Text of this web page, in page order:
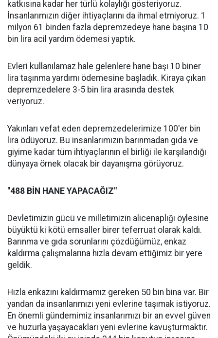
katkısına kadar her türlü kolaylığı gösteriyoruz.
İnsanlarımızın diğer ihtiyaçlarını da ihmal etmiyoruz. 1
milyon 61 binden fazla depremzedeye hane başına 10
bin lira acil yardım ödemesi yaptık.
Evleri kullanılamaz hale gelenlere hane başı 10 biner
lira taşınma yardımı ödemesine başladık. Kiraya çıkan
depremzedelere 3-5 bin lira arasında destek
veriyoruz.
Yakınları vefat eden depremzedelerimize 100'er bin
lira ödüyoruz. Bu insanlarımızın barınmadan gıda ve
giyime kadar tüm ihtiyaçlarının el birliği ile karşılandığı
dünyaya örnek olacak bir dayanışma görüyoruz.
"488 BİN HANE YAPACAĞIZ"
Devletimizin gücü ve milletimizin alicenaplığı öylesine
büyüktü ki kötü emsaller birer teferruat olarak kaldı.
Barınma ve gıda sorunlarını çözdüğümüz, enkaz
kaldırma çalışmalarına hızla devam ettiğimiz bir yere
geldik.
Hızla enkazını kaldırmamız gereken 50 bin bina var. Bir
yandan da insanlarımızı yeni evlerine taşımak istiyoruz.
En önemli gündemimiz insanlarımızı bir an evvel güven
ve huzurla yaşayacakları yeni evlerine kavuşturmaktır.